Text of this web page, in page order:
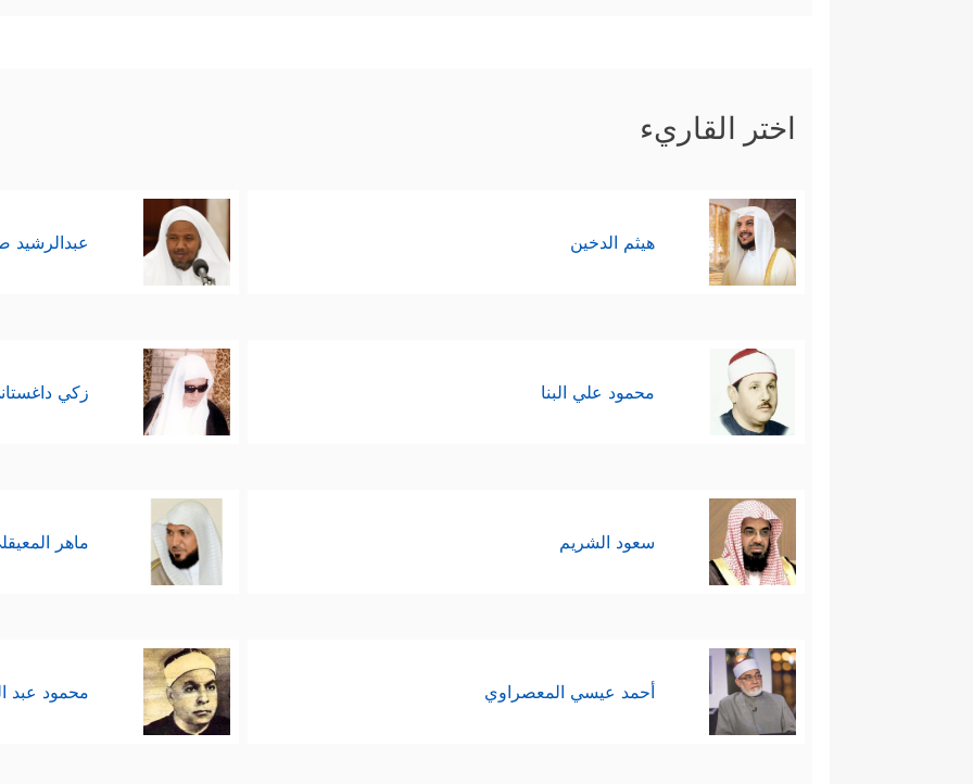
اختر القاريء
هيثم الدخين عبدالرشيد
محمود علي البنا زكي
سعود الشريم ماهر
أحمد عيسي المعصراوي محمود عبد